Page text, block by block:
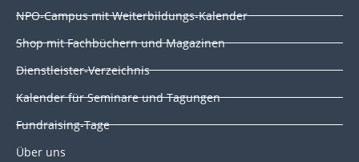
n k
NPO-Campus mit Weiterbildungs-Kalender
Shop mit Fachbüchern und Magazinen
Dienstleister-Verzeichnis
Kalender für Seminare und Tagungen
Fundraising-Tage
Über uns